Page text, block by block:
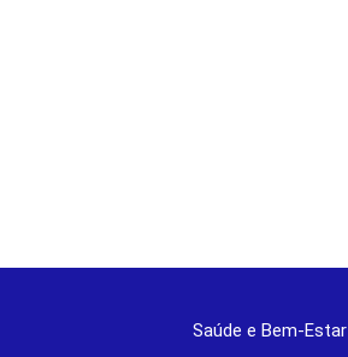
Saúde e Bem-Estar